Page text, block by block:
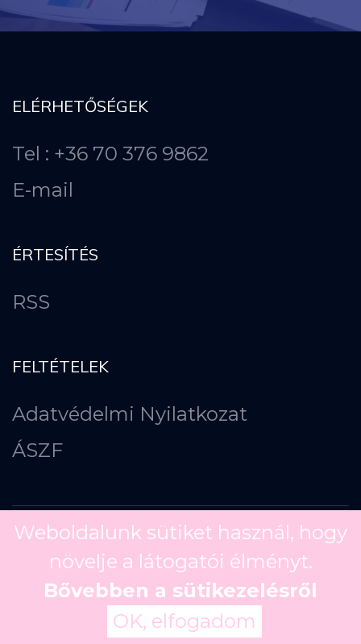
ELÉRHETŐSÉGEK
Tel : +36 70 376 9862
E-mail
ÉRTESÍTÉS
RSS
FELTÉTELEK
Adatvédelmi Nyilatkozat
ÁSZF
Copyright © 2026
Weboldalunk sütiket használ, hogy
növelje a látogatói élményt.
Bővebben a sütikezelésről
OK, elfogadom